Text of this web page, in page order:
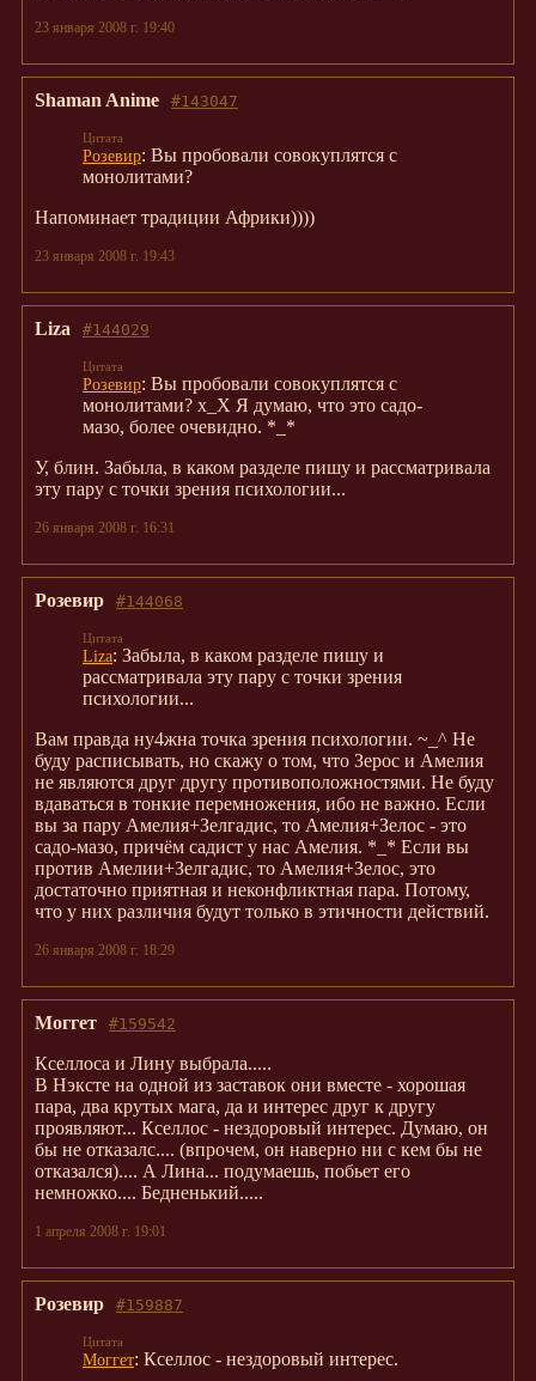
23 января 2008 г. 19:40
#143047
Shaman Anime
Розевир: Вы пробовали совокуплятся с
монолитами?
Напоминает традиции Африки))))
23 января 2008 г. 19:43
#144029
Liza
Розевир: Вы пробовали совокуплятся с
монолитами? x_X Я думаю, что это садо-
мазо, более очевидно. *_*
У, блин. Забыла, в каком разделе пишу и рассматривала
эту пару с точки зрения психологии...
26 января 2008 г. 16:31
#144068
Розевир
Liza: Забыла, в каком разделе пишу и
рассматривала эту пару с точки зрения
психологии...
Вам правда ну4жна точка зрения психологии. ~_^ Не
буду расписывать, но скажу о том, что Зерос и Амелия
не являются друг другу противоположностями. Не буду
вдаваться в тонкие перемножения, ибо не важно. Если
вы за пару Амелия+Зелгадис, то Амелия+Зелос - это
садо-мазо, причём садист у нас Амелия. *_* Если вы
против Амелии+Зелгадис, то Амелия+Зелос, это
достаточно приятная и неконфликтная пара. Потому,
что у них различия будут только в этичности действий.
26 января 2008 г. 18:29
#159542
Моггет
Кселлоса и Лину выбрала.....
В Нэксте на одной из заставок они вместе - хорошая
пара, два крутых мага, да и интерес друг к другу
проявляют... Кселлос - нездоровый интерес. Думаю, он
бы не отказалс.... (впрочем, он наверно ни с кем бы не
отказался).... А Лина... подумаешь, побьет его
немножко.... Бедненький.....
1 апреля 2008 г. 19:01
#159887
Розевир
Моггет: Кселлос - нездоровый интерес.